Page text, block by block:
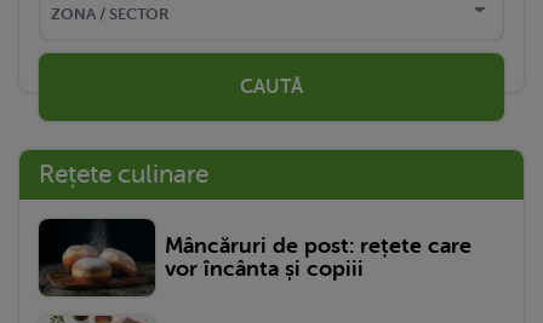
CAUTĂ
Rețete culinare
Mâncăruri de post: rețete care
vor încânta și copiii